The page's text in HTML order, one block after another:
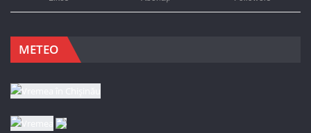
METEO